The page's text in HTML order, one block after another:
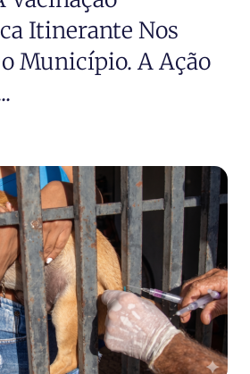
Itinerante Nos
Município. A Ação